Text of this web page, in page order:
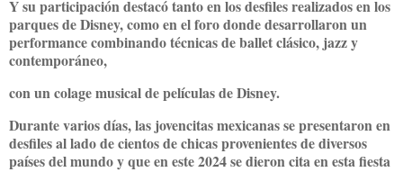
Y su participación destacó tanto en los desfiles realizados en los
parques de Disney, como en el foro donde desarrollaron un
performance combinando técnicas de ballet clásico, jazz y
contemporáneo,
con un colage musical de películas de Disney.
Durante varios días, las jovencitas mexicanas se presentaron en
desfiles al lado de cientos de chicas provenientes de diversos
países del mundo y que en este 2024 se dieron cita en esta fiesta